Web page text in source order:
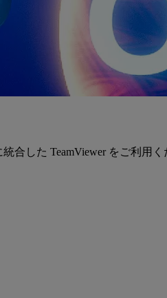
合した TeamViewer をご利用く